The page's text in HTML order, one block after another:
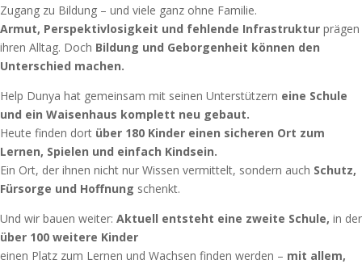
Zugang zu Bildung – und viele ganz ohne Familie.
Armut, Perspektivlosigkeit und fehlende Infrastruktur prägen
ihren Alltag. Doch Bildung und Geborgenheit können den
Unterschied machen.
Help Dunya hat gemeinsam mit seinen Unterstützern eine Schule
und ein Waisenhaus komplett neu gebaut.
Heute finden dort über 180 Kinder einen sicheren Ort zum
Lernen, Spielen und einfach Kindsein.
Ein Ort, der ihnen nicht nur Wissen vermittelt, sondern auch Schutz,
Fürsorge und Hoffnung schenkt.
Und wir bauen weiter: Aktuell entsteht eine zweite Schule, in der
über 100 weitere Kinder
einen Platz zum Lernen und Wachsen finden werden – mit allem,